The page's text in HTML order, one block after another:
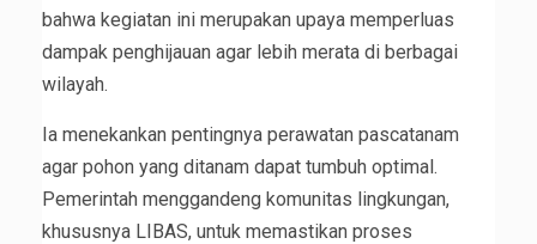
bahwa kegiatan ini merupakan upaya memperluas
dampak penghijauan agar lebih merata di berbagai
wilayah.
Ia menekankan pentingnya perawatan pascatanam
agar pohon yang ditanam dapat tumbuh optimal.
Pemerintah menggandeng komunitas lingkungan,
khususnya LIBAS, untuk memastikan proses